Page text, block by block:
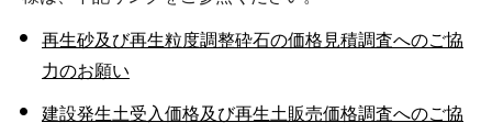
再生砂及び再生粒度調整砕石の価格見積調査へのご協
力のお願い
建設発生土受入価格及び再生土販売価格調査へのご協